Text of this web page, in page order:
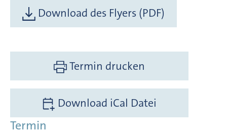
Download des Flyers (PDF)
Termin drucken
Download iCal Datei
Termin